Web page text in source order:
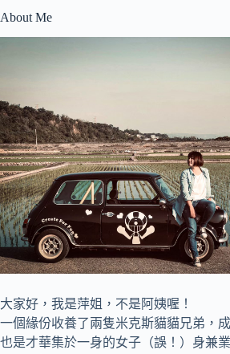
About Me
大家好，我是萍姐，不是阿姨喔！
一個緣份收養了兩隻米克斯貓貓兄弟，
也是才華集於一身的女子（誤！）身兼